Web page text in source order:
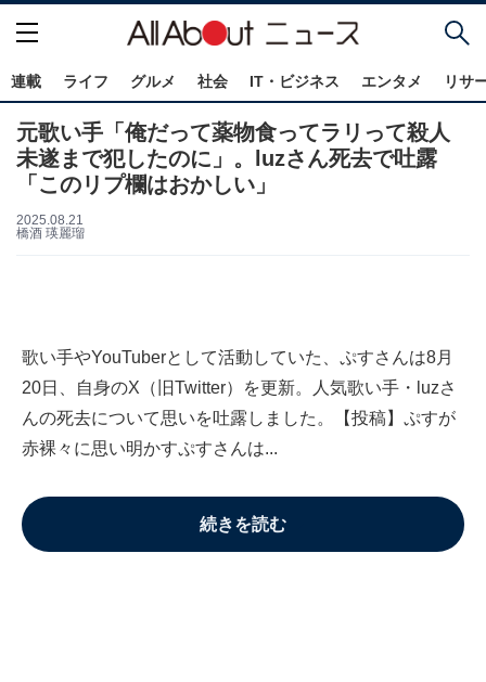
連載 ライフ グルメ 社会 IT・ビジネス エンタメ リサ
元歌い手「俺だって薬物食ってラリって殺人
未遂まで犯したのに」。luzさん死去で吐露
「このリプ欄はおかしい」
2025.08.21
橋酒 瑛麗瑠
歌い手やYouTuberとして活動していた、ぷすさんは8月
20日、自身のX（旧Twitter）を更新。人気歌い手・luzさ
んの死去について思いを吐露しました。【投稿】ぷすが
赤裸々に思い明かすぷすさんは...
続きを読む